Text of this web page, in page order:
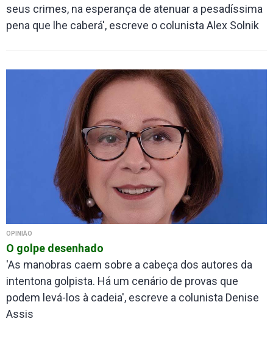
seus crimes, na esperança de atenuar a pesadíssima
pena que lhe caberá', escreve o colunista Alex Solnik
OPINIÃO
O golpe desenhado
'As manobras caem sobre a cabeça dos autores da
intentona golpista. Há um cenário de provas que
podem levá-los à cadeia', escreve a colunista Denise
Assis